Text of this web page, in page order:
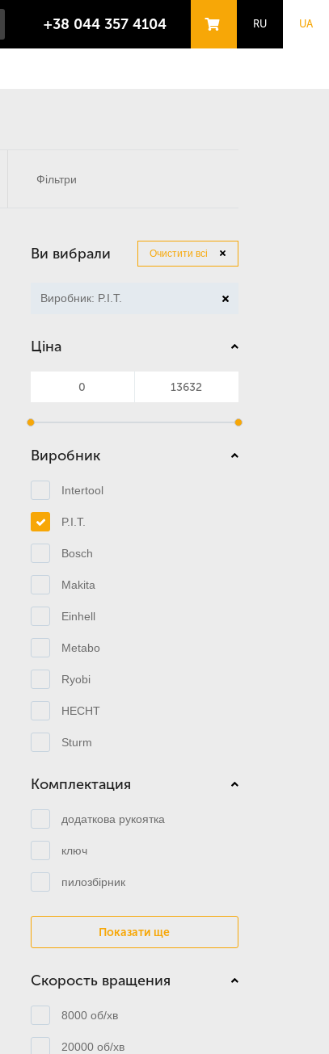
+38 044 357 4104 RU UA
Ви вибрали Очистити всі
Виробник: P.I.T.
Ціна
Виробник
Intertool
P.I.T.
Bosch
Makita
Einhell
Metabo
Ryobi
HECHT
Sturm
Комплектация
додаткова рукоятка
ключ
пилозбірник
Показати ще
Скорость вращения
8000 об/хв
20000 об/хв
Фільтри